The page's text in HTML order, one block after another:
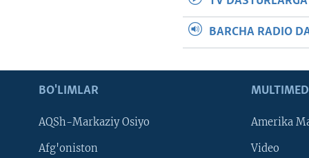
BARCHA RADIO
BO'LIMLAR
AQSh-Markaziy Osiyo
Afg'oniston
Amerika
Video